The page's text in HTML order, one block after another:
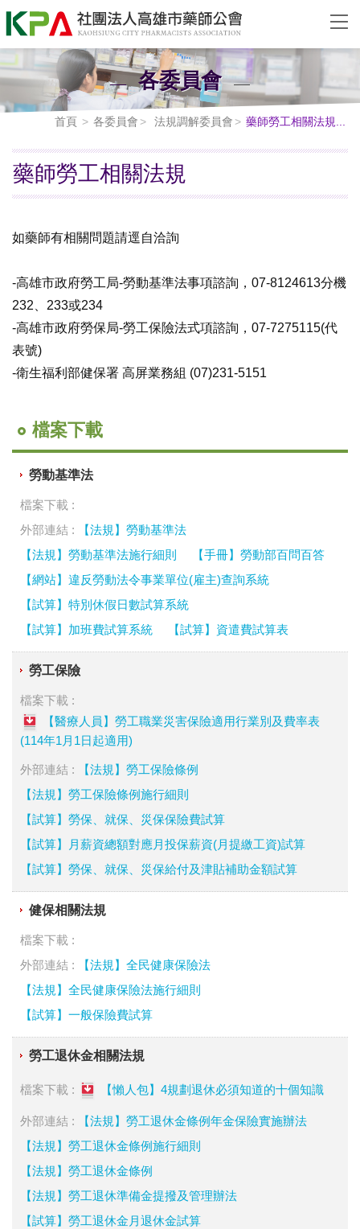
各委員會
首頁 各委員會 法規調解委員會 藥師勞工相關法規...
藥師勞工相關法規
如藥師有相關問題請逕自洽詢
-高雄市政府勞工局-勞動基準法事項諮詢，07-8124613分機
232、233或234
-高雄市政府勞保局-勞工保險法式項諮詢，07-7275115(代
表號)
-衛生福利部健保署 高屏業務組 (07)231-5151
檔案下載
勞動基準法
檔案下載 :
外部連結 :
【法規】勞動基準法
【法規】勞動基準法施行細則
【手冊】勞動部百問百答
【網站】違反勞動法令事業單位(雇主)查詢系統
【試算】特別休假日數試算系統
【試算】加班費試算系統
【試算】資遣費試算表
勞工保險
檔案下載 :
【醫療人員】勞工職業災害保險適用行業別及費率表
(114年1月1日起適用)
外部連結 :
【法規】勞工保險條例
【法規】勞工保險條例施行細則
【試算】勞保、就保、災保保險費試算
【試算】月薪資總額對應月投保薪資(月提繳工資)試算
【試算】勞保、就保、災保給付及津貼補助金額試算
健保相關法規
檔案下載 :
外部連結 :
【法規】全民健康保險法
【法規】全民健康保險法施行細則
【試算】一般保險費試算
勞工退休金相關法規
檔案下載 : 【懶人包】4規劃退休必須知道的十個知識
外部連結 :
【法規】勞工退休金條例年金保險實施辦法
【法規】勞工退休金條例施行細則
【法規】勞工退休金條例
【法規】勞工退休準備金提撥及管理辦法
【試算】勞工退休金月退休金試算